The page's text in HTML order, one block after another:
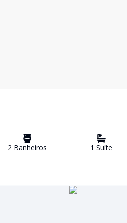
2 Banheiros 1 Suíte